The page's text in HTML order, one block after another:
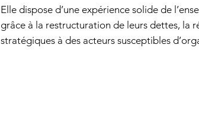
Elle dispose d’une expérience solide de
grâce à la restructuration de leurs dettes, la
stratégiques à des acteurs susceptibles